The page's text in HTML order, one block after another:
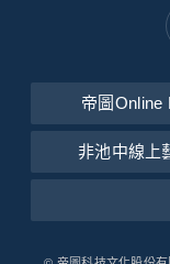
帝圖Online
非池中線上